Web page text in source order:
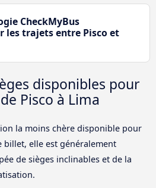
CheckMyBus
les trajets entre Pisco et
disponibles pour
Pisco à Lima
la moins chère disponible pour
billet, elle est généralement
de sièges inclinables et de la